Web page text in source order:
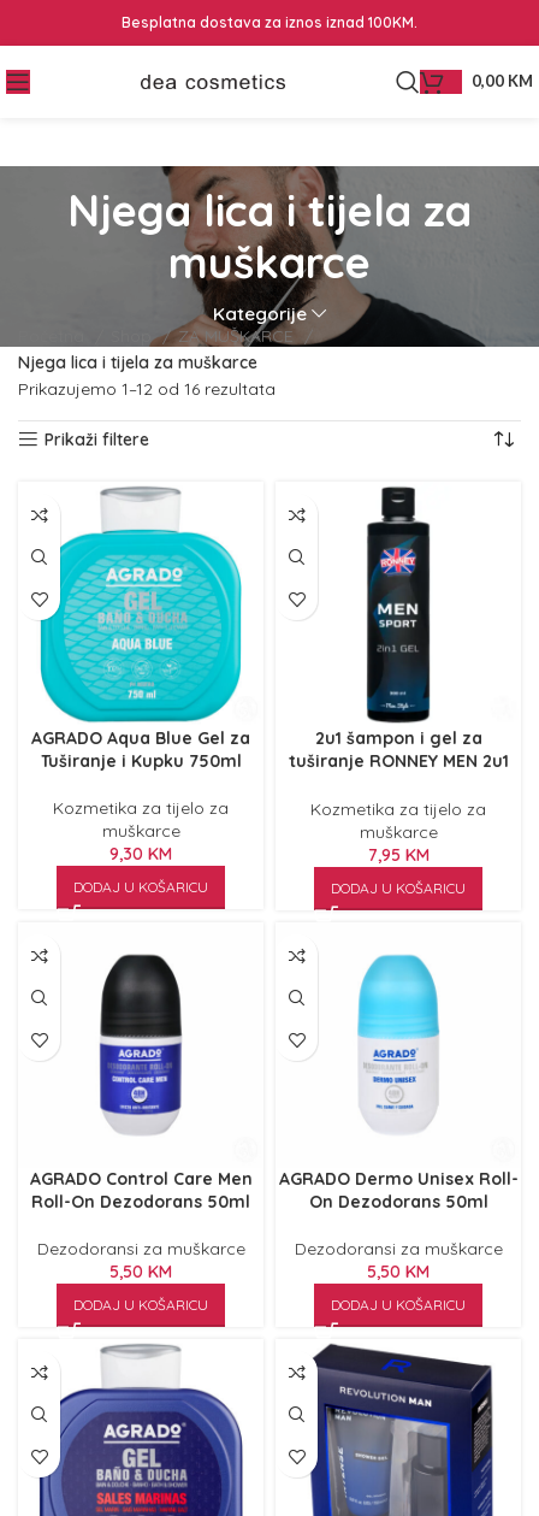
Besplatna dostava za iznos iznad 100KM.
0,00 KM
Njega lica i tijela za
muškarce
Kategorije
Shop
ZA MUŠKARCE
Njega lica i tijela za muškarce
Prikazujemo 1–12 od 16 rezultata
Prikaži filtere
AGRADO Aqua Blue Gel za
Tuširanje i Kupku 750ml
Kozmetika za tijelo za
muškarce
9,30 KM
DODAJ U KOŠARICU
2u1 šampon i gel za
tuširanje RONNEY MEN 2u1
Kozmetika za tijelo za
muškarce
7,95 KM
DODAJ U KOŠARICU
AGRADO Control Care Men
Roll-On Dezodorans 50ml
Dezodoransi za muškarce
5,50 KM
DODAJ U KOŠARICU
AGRADO Dermo Unisex Roll-
On Dezodorans 50ml
Dezodoransi za muškarce
5,50 KM
DODAJ U KOŠARICU